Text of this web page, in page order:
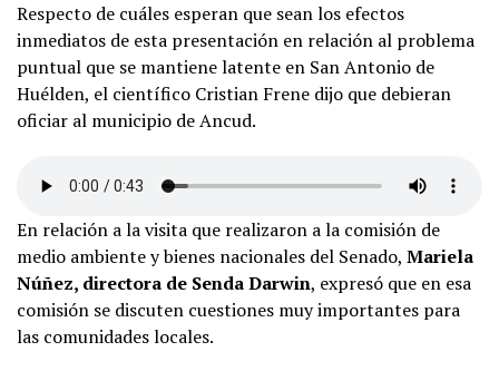
Respecto de cuáles esperan que sean los efectos
inmediatos de esta presentación en relación al problema
puntual que se mantiene latente en San Antonio de
Huélden, el científico Cristian Frene dijo que debieran
oficiar al municipio de Ancud.
En relación a la visita que realizaron a la comisión de
medio ambiente y bienes nacionales del Senado, Mariela
Núñez, directora de Senda Darwin, expresó que en esa
comisión se discuten cuestiones muy importantes para
las comunidades locales.